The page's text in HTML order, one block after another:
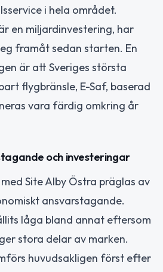
i hela området.
en miljardinvestering, har
framåt sedan starten. En
är att Sveriges största
flygbränsle, E-Saf, baserad
vara färdig omkring år
och investeringar
Site Alby Östra präglas av
ansvarstagande.
låga bland annat eftersom
stora delar av marken.
huvudsakligen först efter